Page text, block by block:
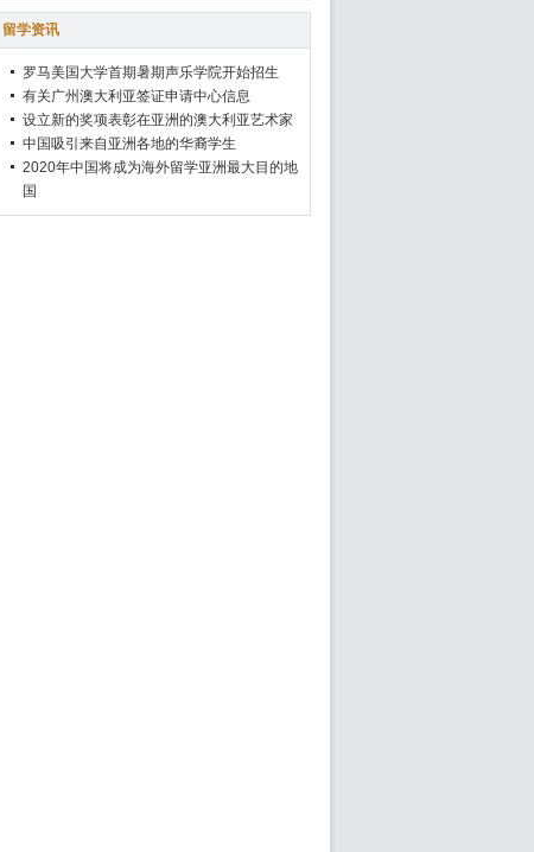
留学资讯
罗马美国大学首期暑期声乐学院开始招生
有关广州澳大利亚签证申请中心信息
设立新的奖项表彰在亚洲的澳大利亚艺术家
中国吸引来自亚洲各地的华裔学生
2020年中国将成为海外留学亚洲最大目的地
国